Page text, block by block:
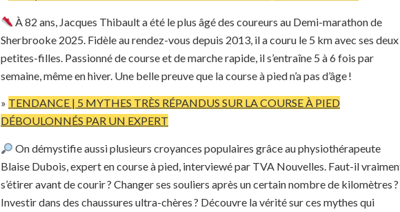
À 82 ans, Jacques Thibault a été le plus âgé des coureurs au Demi-marathon de
Sherbrooke 2025. Fidèle au rendez-vous depuis 2013, il a couru le 5 km avec ses deux
petites-filles. Passionné de course et de marche rapide, il s’entraîne 5 à 6 fois par
semaine, même en hiver. Une belle preuve que la course à pied n’a pas d’âge !
» TENDANCE | 5 MYTHES TRÈS RÉPANDUS SUR LA COURSE À PIED
DÉBOULONNÉS PAR UN EXPERT
On démystifie aussi plusieurs croyances populaires grâce au physiothérapeute
Blaise Dubois, expert en course à pied, interviewé par TVA Nouvelles. Faut-il
s’étirer avant de courir ? Changer ses souliers après un certain nombre de kilomètres ?
Investir dans des chaussures ultra-chères ? Découvre la vérité sur ces mythes qui